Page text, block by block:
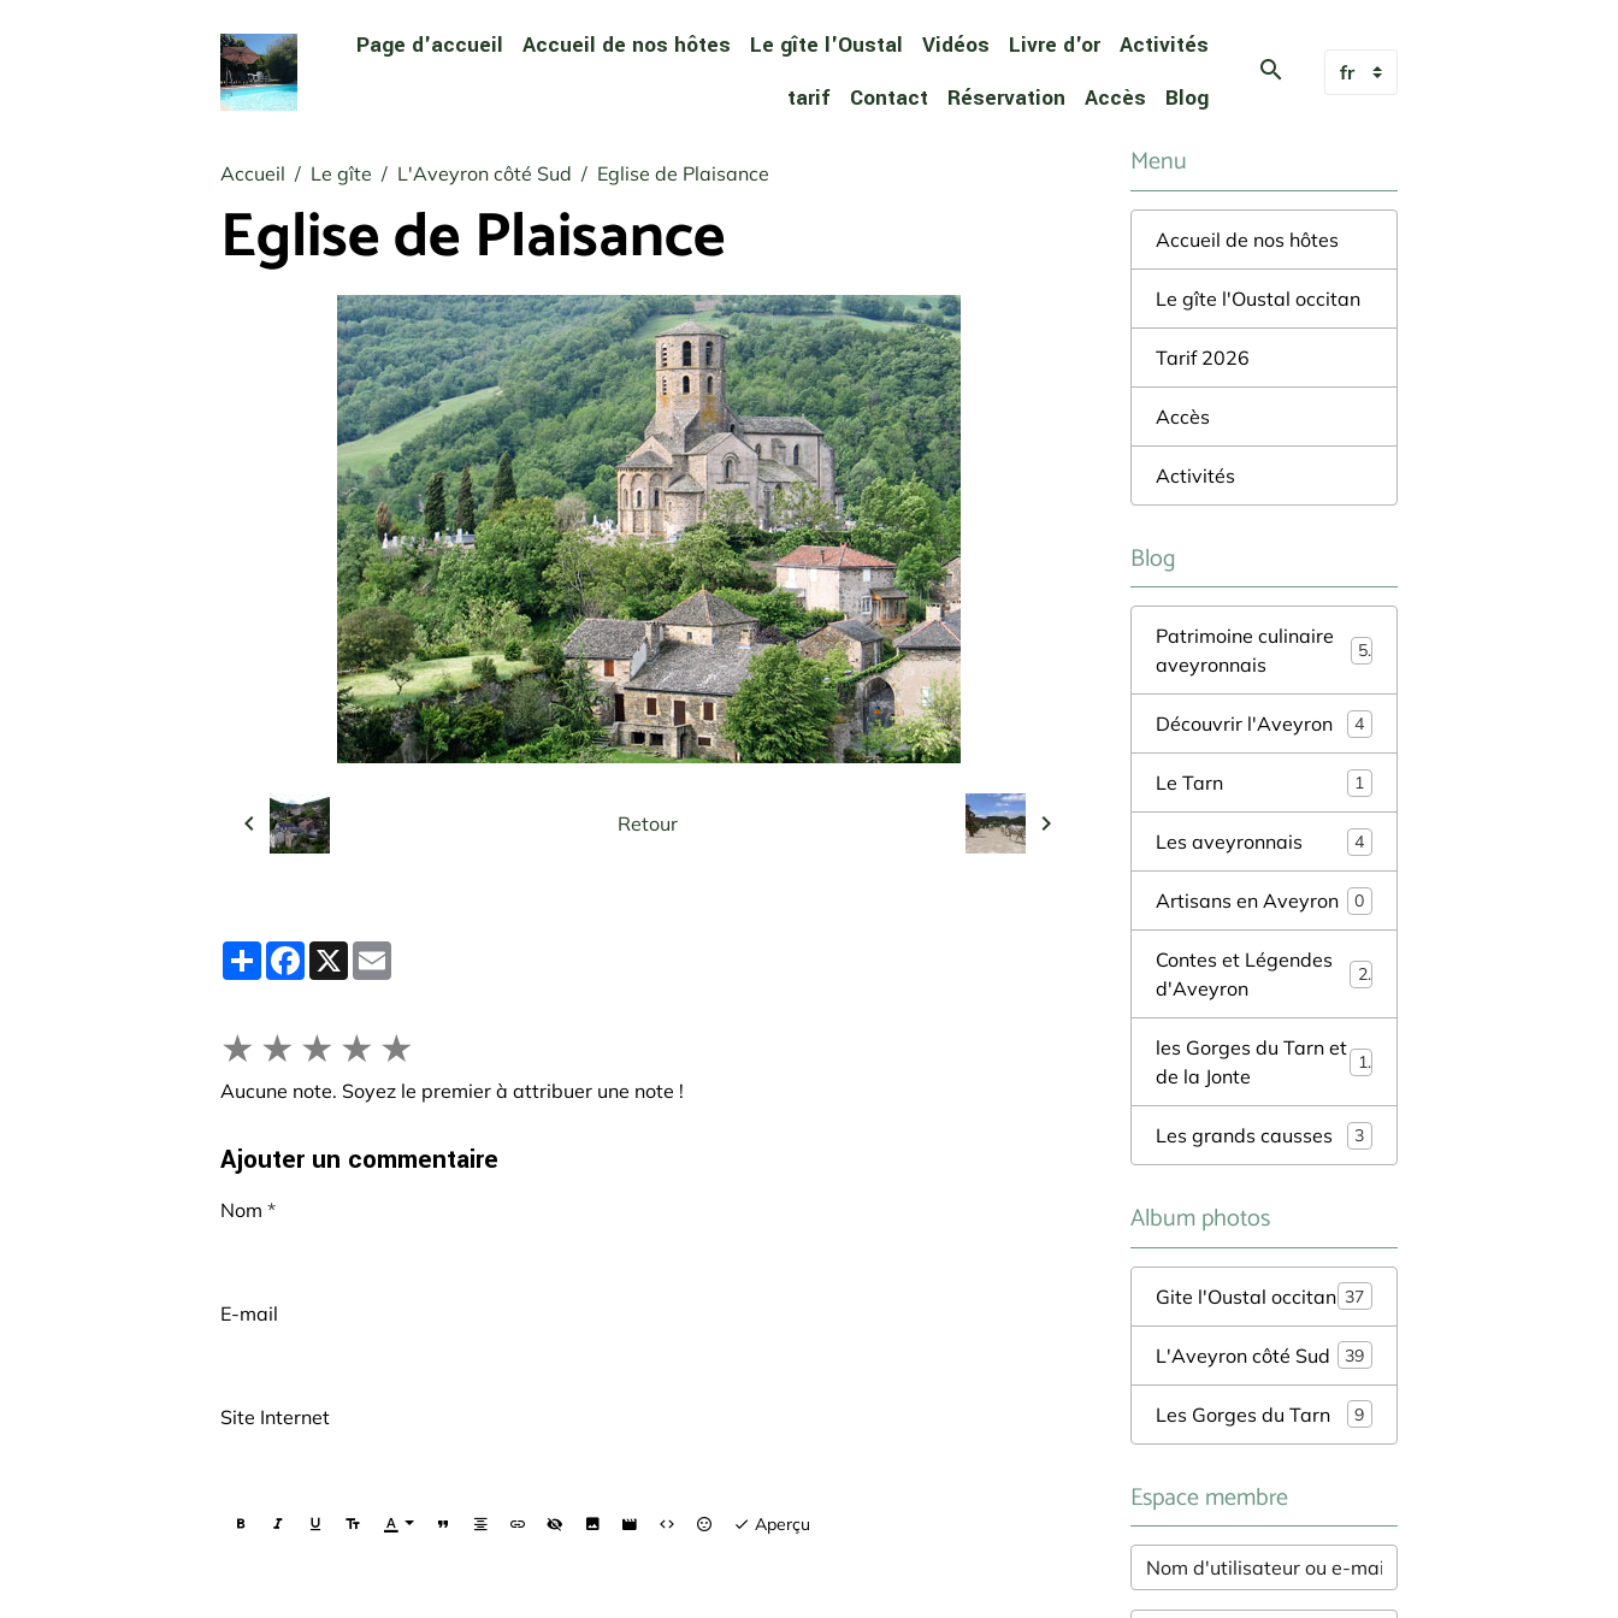
Page d'accueil Accueil de nos hôtes Le gîte l'Oustal Vidéos Livre d'or
Activités
tarif
Contact Réservation Accès Blog
Accueil Le gîte L'Aveyron côté Sud Eglise de Plaisance
Eglise de Plaisance
Retour
PartagerFacebook
X
★ ★ ★ ★ ★
Aucune note. Soyez le premier à attribuer une note !
Ajouter un commentaire
Nom
E-mail
Site Internet
Aperçu
Menu
Accueil de nos hôtes
Le gîte l'Oustal occitan
Tarif 2026
Accès
Activités
Blog
Patrimoine culinaire
aveyronnais
5
Découvrir l'Aveyron 4
Le Tarn 1
Les aveyronnais 4
Artisans en Aveyron 0
Contes et Légendes
d'Aveyron
2
les Gorges du Tarn et
de la Jonte
1
Les grands causses 3
Album photos
Gite l'Oustal occitan 37
L'Aveyron côté Sud 39
Les Gorges du Tarn 9
Espace membre